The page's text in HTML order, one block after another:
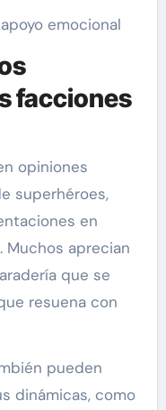
emocional
facciones
opiniones
superhéroes,
en
Muchos aprecian
que se
resuena con
pueden
dinámicas, como